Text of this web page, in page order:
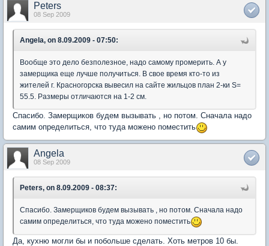
Peters
08 Sep 2009
Angela, on 8.09.2009 - 07:50:
Вообще это дело безполезное, надо самому промерить. А у
замерщика еще лучше получиться. В свое время кто-то из
жителей г. Красногорска вывесил на сайте жильцов план 2-ки S=
55.5. Размеры отличаются на 1-2 см.
Спасибо. Замерщиков будем вызывать , но потом. Сначала надо
самим определиться, что туда можено поместить
Angela
08 Sep 2009
Peters, on 8.09.2009 - 08:37:
Спасибо. Замерщиков будем вызывать , но потом. Сначала надо
самим определиться, что туда можено поместить
Да, кухню могли бы и побольше сделать. Хоть метров 10 бы.